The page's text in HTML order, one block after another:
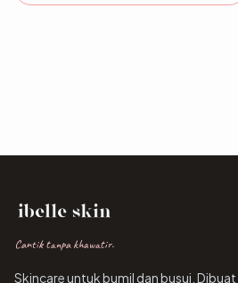
Cantik tanpa khawatir.
Skincare untuk bumil dan busui.